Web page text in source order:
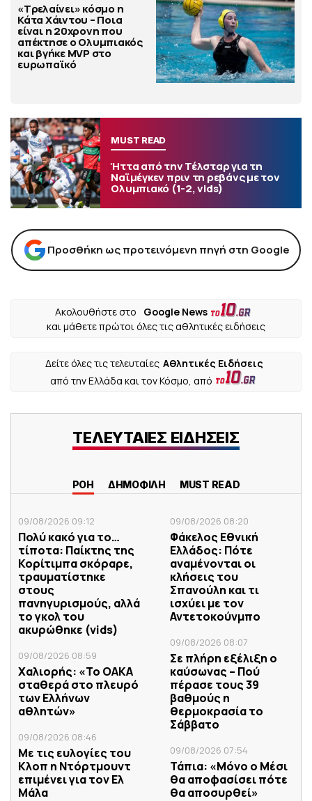
«Τρελαίνει» κόσμο η
Κάτα Χάιντου – Ποια
είναι η 20χρονη που
απέκτησε ο Ολυμπιακός
και βγήκε MVP στο
ευρωπαϊκό
MUST READ
Ήττα από την Τέλσταρ για τη
Ναϊμέγκεν πριν τη ρεβάνς με τον
Ολυμπιακό (1-2, vids)
Προσθήκη ως προτεινόμενη πηγή στη Google
Ακολουθήστε στο
Google News
και μάθετε πρώτοι όλες τις αθλητικές ειδήσεις
Δείτε όλες τις τελευταίες Αθλητικές Ειδήσεις
από την Ελλάδα και τον Κόσμο, από
ΤΕΛΕΥΤΑΙΕΣ ΕΙΔΗΣΕΙΣ
ΡΟΗ ΔΗΜΟΦΙΛΗ MUST READ
09/08/2026 09:12
Πολύ κακό για το…
τίποτα: Παίκτης της
Κορίτιμπα σκόραρε,
τραυματίστηκε
στους
πανηγυρισμούς, αλλά
το γκολ του
ακυρώθηκε (vids)
09/08/2026 08:59
Χαλιορής: «Το ΟΑΚΑ
σταθερά στο πλευρό
των Ελλήνων
αθλητών»
09/08/2026 08:46
Με τις ευλογίες του
Κλοπ η Ντόρτμουντ
επιμένει για τον Ελ
Μάλα
09/08/2026 08:20
Φάκελος Εθνική
Ελλάδος: Πότε
αναμένονται οι
κλήσεις του
Σπανούλη και τι
ισχύει με τον
Αντετοκούνμπο
09/08/2026 08:07
Σε πλήρη εξέλιξη ο
καύσωνας – Πού
πέρασε τους 39
βαθμούς η
θερμοκρασία το
Σάββατο
09/08/2026 07:54
Τάπια: «Μόνο ο Μέσι
θα αποφασίσει πότε
θα αποσυρθεί»